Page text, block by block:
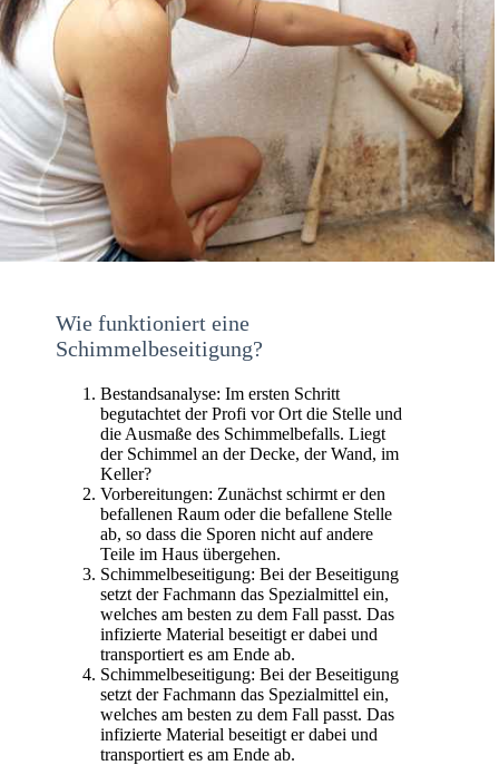
Wie funktioniert eine
Schimmelbeseitigung?
Bestandsanalyse: Im ersten Schritt
begutachtet der Profi vor Ort die Stelle und
die Ausmaße des Schimmelbefalls. Liegt
der Schimmel an der Decke, der Wand, im
Keller?
Vorbereitungen: Zunächst schirmt er den
befallenen Raum oder die befallene Stelle
ab, so dass die Sporen nicht auf andere
Teile im Haus übergehen.
Schimmelbeseitigung: Bei der Beseitigung
setzt der Fachmann das Spezialmittel ein,
welches am besten zu dem Fall passt. Das
infizierte Material beseitigt er dabei und
transportiert es am Ende ab.
Schimmelbeseitigung: Bei der Beseitigung
setzt der Fachmann das Spezialmittel ein,
welches am besten zu dem Fall passt. Das
infizierte Material beseitigt er dabei und
transportiert es am Ende ab.